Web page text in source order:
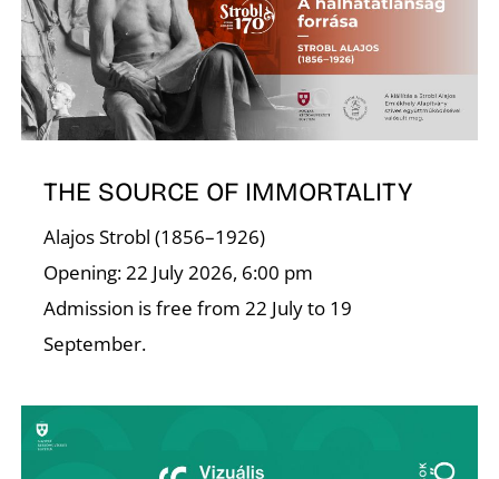
THE SOURCE OF IMMORTALITY
Alajos Strobl (1856–1926)
Opening: 22 July 2026, 6:00 pm
Admission is free from 22 July to 19
September.